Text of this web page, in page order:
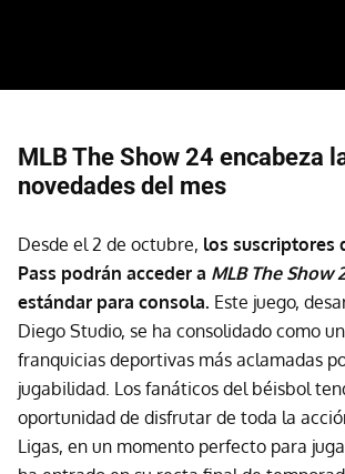
MLB The Show 24 encabeza
novedades del mes
Desde el 2 de octubre, los suscriptores
Pass podrán acceder a MLB The Show
estándar para consola. Este juego,
Diego Studio, se ha consolidado como
franquicias deportivas más aclamadas
jugabilidad. Los fanáticos del béisbol
oportunidad de disfrutar de toda la
Ligas, en un momento perfecto para